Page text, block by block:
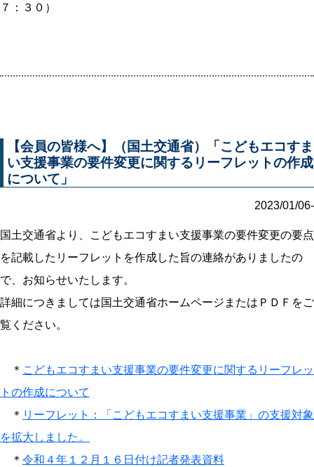
７：３０）
【会員の皆様へ】（国土交通省）「こどもエコすま
い支援事業の要件変更に関するリーフレットの作成
について」
2023/01/06-
国土交通省より、こどもエコすまい支援事業の要件変更の要点
を記載したリーフレットを作成した旨の連絡がありましたの
で、お知らせいたします。
詳細につきましては国土交通省ホームページまたはＰＤＦをご
覧ください。
＊ こどもエコすまい支援事業の要件変更に関するリーフレッ
トの作成について
＊ リーフレット：「こどもエコすまい支援事業」の支援対象
を拡大しました。
＊ 令和４年１２月１６日付け記者発表資料